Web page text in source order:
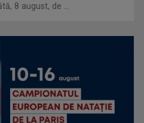
Grevă generală în sute de
8 august, de ...